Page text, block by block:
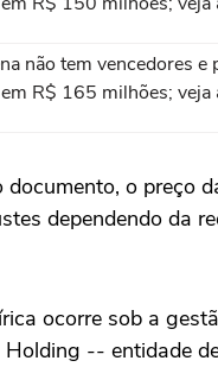
não tem vencedores e
R$ 165 milhões; veja
documento, o preço
dependendo da
ocorre sob a
-- entidade